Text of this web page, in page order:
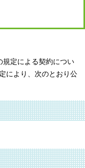
規定による契約につい
により、次のとおり公